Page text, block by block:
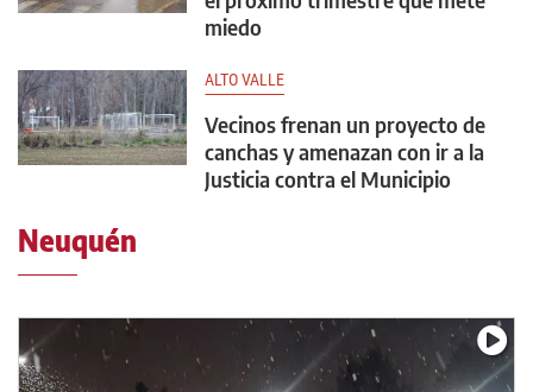
miedo
ALTO VALLE
Vecinos frenan un proyecto de
canchas y amenazan con ir a la
Justicia contra el Municipio
Neuquén